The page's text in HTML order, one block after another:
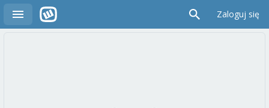
Zaloguj się